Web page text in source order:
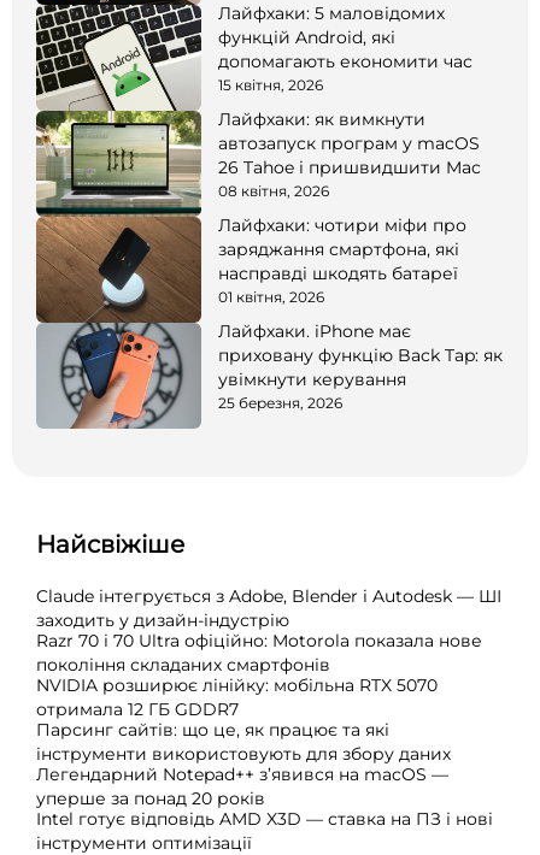
Лайфхаки: 5 маловідомих
функцій Android, які
допомагають економити час
15 квітня, 2026
Лайфхаки: як вимкнути
автозапуск програм у macOS
26 Tahoe і пришвидшити Mac
08 квітня, 2026
Лайфхаки: чотири міфи про
заряджання смартфона, які
насправді шкодять батареї
01 квітня, 2026
Лайфхаки. iPhone має
приховану функцію Back Tap: як
увімкнути керування
25 березня, 2026
Найсвіжіше
Claude інтегрується з Adobe, Blender і Autodesk — ШІ
заходить у дизайн-індустрію
Razr 70 і 70 Ultra офіційно: Motorola показала нове
покоління складаних смартфонів
NVIDIA розширює лінійку: мобільна RTX 5070
отримала 12 ГБ GDDR7
Парсинг сайтів: що це, як працює та які
інструменти використовують для збору даних
Легендарний Notepad++ з’явився на macOS —
уперше за понад 20 років
Intel готує відповідь AMD X3D — ставка на ПЗ і нові
інструменти оптимізації